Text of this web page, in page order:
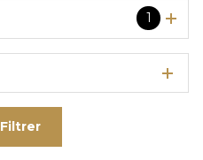
1
Filtrer